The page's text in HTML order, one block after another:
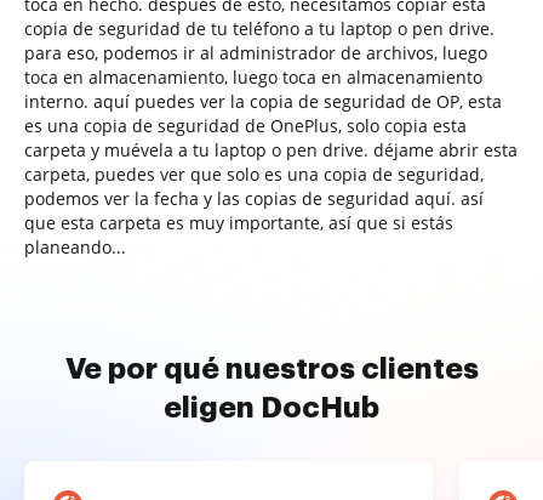
copia de seguridad de tu teléfono a tu laptop o pen drive.
para eso, podemos ir al administrador de archivos, luego
toca en almacenamiento, luego toca en almacenamiento
interno. aquí puedes ver la copia de seguridad de OP, esta
es una copia de seguridad de OnePlus, solo copia esta
carpeta y muévela a tu laptop o pen drive. déjame abrir esta
carpeta, puedes ver que solo es una copia de seguridad,
podemos ver la fecha y las copias de seguridad aquí. así
que esta carpeta es muy importante, así que si estás
planeando...
Ve por qué nuestros clientes
eligen DocHub